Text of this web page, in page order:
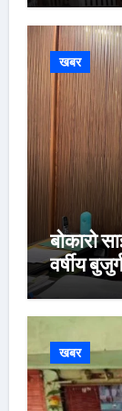
खबर
बोकारो
वर्षीय
खबर